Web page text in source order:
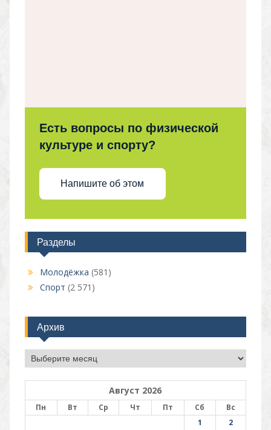
Есть вопросы по физической
культуре и спорту?
Напишите об этом
Разделы
Молодёжка (581)
Спорт (2 571)
Архив
Архив
Август 2026
Пн Вт Ср Чт Пт Сб
Вс
1
2